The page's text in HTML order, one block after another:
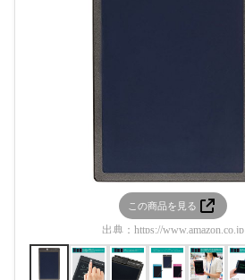
この商品を見る
出典： https://www.amazon.co.jp